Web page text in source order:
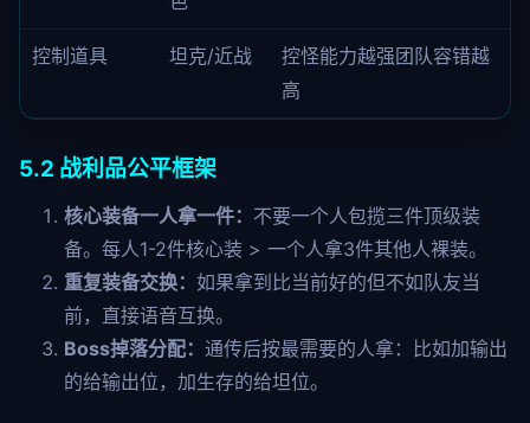
控制道具 坦克/近战
控怪能力越强团队容错越
高
5.2 战利品公平框架
核心装备一人拿一件： 不要一个人包揽三件顶级装
备。每人1-2件核心装 > 一个人拿3件其他人裸装。
重复装备交换： 如果拿到比当前好的但不如队友当
前，直接语音互换。
Boss掉落分配： 通传后按最需要的人拿：比如加输出
的给输出位，加生存的给坦位。